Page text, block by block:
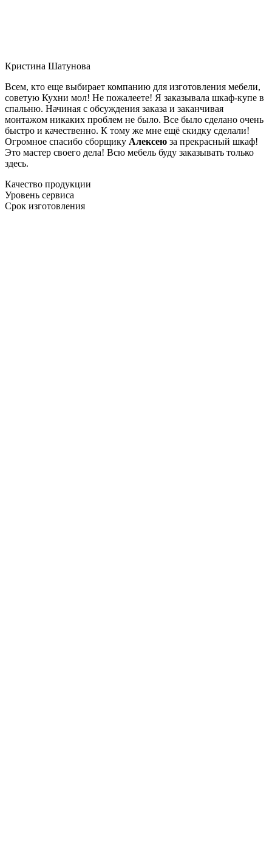
Кристина Шатунова
Всем, кто еще выбирает компанию для изготовления мебели,
советую Кухни мол! Не пожалеете! Я заказывала шкаф-купе в
спальню. Начиная с обсуждения заказа и заканчивая
монтажом никаких проблем не было. Все было сделано очень
быстро и качественно. К тому же мне ещё скидку сделали!
Огромное спасибо сборщику Алексею за прекрасный шкаф!
Это мастер своего дела! Всю мебель буду заказывать только
здесь.
Качество продукции
Уровень сервиса
Срок изготовления